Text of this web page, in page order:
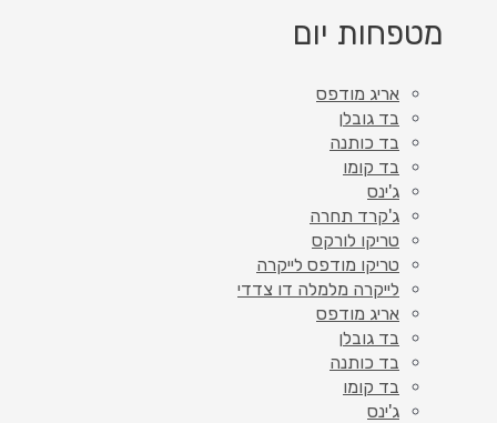
מטפחות יום
אריג מודפס
בד גובלן
בד כותנה
בד קומו
ג'ינס
ג'קרד תחרה
טריקו לורקס
טריקו מודפס לייקרה
לייקרה מלמלה דו צדדי
אריג מודפס
בד גובלן
בד כותנה
בד קומו
ג'ינס